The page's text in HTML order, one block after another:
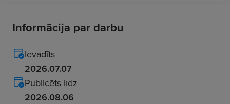
Informācija par darbu
Ievadīts
2026.07.07
Publicēts līdz
2026.08.06